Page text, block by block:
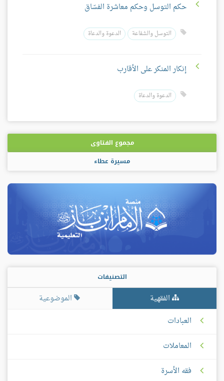
حكم التوسل وحكم معاشرة الفسّاق
التوسل والشفاعة الدعوة والدعاة
إنكار المنكر على الأقارب
الدعوة والدعاة
مجموع الفتاوى
مسيرة عطاء
التصنيفات
الفقهية
الموضوعية
العبادات
المعاملات
فقه الأسرة